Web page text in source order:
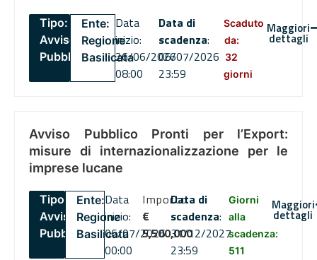
Tipo:
Avviso
Pubblico
Ente:
Regione
Basilicata
Data
inizio:
26/06/2026
08:00
Data di
scadenza:
06/07/2026
23:59
Scaduto
da:
32
giorni
Maggiori
dettagli
Avviso Pubblico Pronti per l’Export:
misure di internazionalizzazione per le
imprese lucane
Tipo:
Avviso
Pubblico
Ente:
Regione
Basilicata
Data
inizio:
06/07/2026
00:00
Importo
€
5,500,000
Data di
scadenza:
31/12/2027
23:59
Giorni
alla
scadenza:
511
Maggiori
dettagli